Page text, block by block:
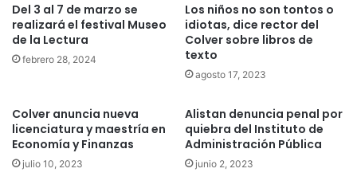
Del 3 al 7 de marzo se
realizará el festival Museo
de la Lectura
febrero 28, 2024
Los niños no son tontos o
idiotas, dice rector del
Colver sobre libros de
texto
agosto 17, 2023
Colver anuncia nueva
licenciatura y maestría en
Economía y Finanzas
julio 10, 2023
Alistan denuncia penal por
quiebra del Instituto de
Administración Pública
junio 2, 2023